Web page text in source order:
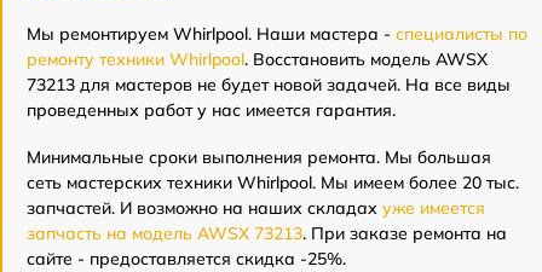
Мы ремонтируем Whirlpool. Наши мастера - специалисты по
ремонту техники Whirlpool. Восстановить модель AWSX
73213 для мастеров не будет новой задачей. На все виды
проведенных работ у нас имеется гарантия.
Минимальные сроки выполнения ремонта. Мы большая
сеть мастерских техники Whirlpool. Мы имеем более 20 тыс.
запчастей. И возможно на наших складах уже имеется
запчасть на модель AWSX 73213. При заказе ремонта на
сайте - предоставляется скидка -25%.